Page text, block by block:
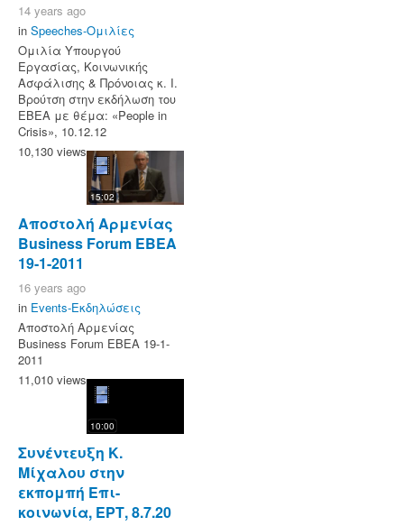
14 years ago
in Speeches-Ομιλίες
Ομιλία Υπουργού
Εργασίας, Κοινωνικής
Ασφάλισης & Πρόνοιας κ. Ι.
Βρούτση στην εκδήλωση του
ΕΒΕΑ με θέμα: «People in
Crisis», 10.12.12
10,130 views
15:02
Αποστολή Αρμενίας
Business Forum EBEA
19-1-2011
16 years ago
in Events-Εκδηλώσεις
Αποστολή Αρμενίας
Business Forum EBEA 19-1-
2011
11,010 views
10:00
Συνέντευξη Κ.
Μίχαλου στην
εκπομπή Επι-
κοινωνία, ΕΡΤ, 8.7.20